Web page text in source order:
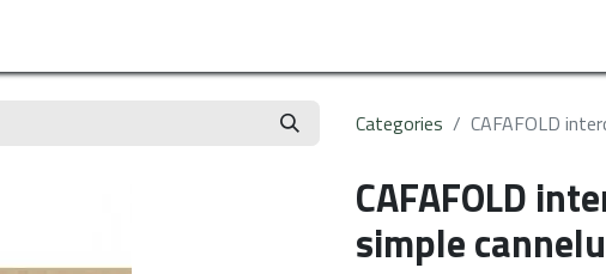
Categories CAFAFOLD
CAFAFOLD
simple